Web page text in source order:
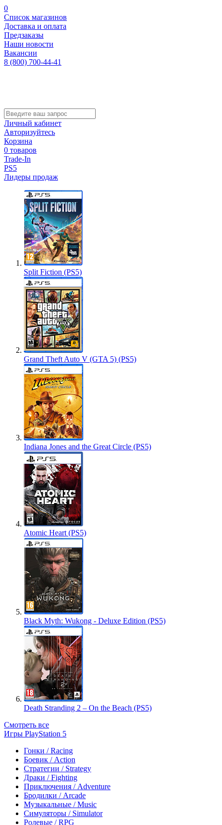
0
Список магазинов
Доставка и оплата
Предзаказы
Наши новости
Вакансии
8 (800) 700-44-41
Личный кабинет
Авторизуйтесь
Корзина
0 товаров
Trade-In
PS5
Лидеры продаж
Split Fiction (PS5)
Grand Theft Auto V (GTA 5) (PS5)
Indiana Jones and the Great Circle (PS5)
Atomic Heart (PS5)
Black Myth: Wukong - Deluxe Edition (PS5)
Death Stranding 2 – On the Beach (PS5)
Смотреть все
Игры PlayStation 5
Гонки / Racing
Боевик / Action
Стратегии / Strategy
Драки / Fighting
Приключения / Adventure
Бродилки / Arcade
Музыкальные / Music
Симуляторы / Simulator
Ролевые / RPG